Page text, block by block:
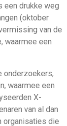
een drukke weg
(oktober
van de
waarmee een
onderzoekers,
waarmee een
X-
van al dan
organisaties die